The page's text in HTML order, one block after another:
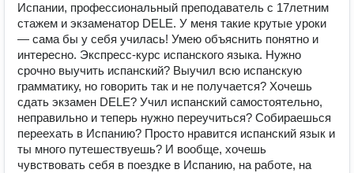
Испании, профессиональный преподаватель с 17летним
стажем и экзаменатор DELE. У меня такие крутые уроки
— сама бы у себя училась! Умею объяснить понятно и
интересно. Экспресс-курс испанского языка. Нужно
срочно выучить испанский? Выучил всю испанскую
грамматику, но говорить так и не получается? Хочешь
сдать экзамен DELE? Учил испанский самостоятельно,
неправильно и теперь нужно переучиться? Собираешься
переехать в Испанию? Просто нравится испанский язык и
ты много путешествуешь? И вообще, хочешь
чувствовать себя в поездке в Испанию, на работе, на